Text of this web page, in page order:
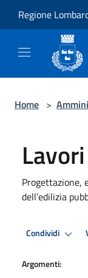
Regione
Home >
Progettazione,
dell’edilizia
Condividi
Argomenti: